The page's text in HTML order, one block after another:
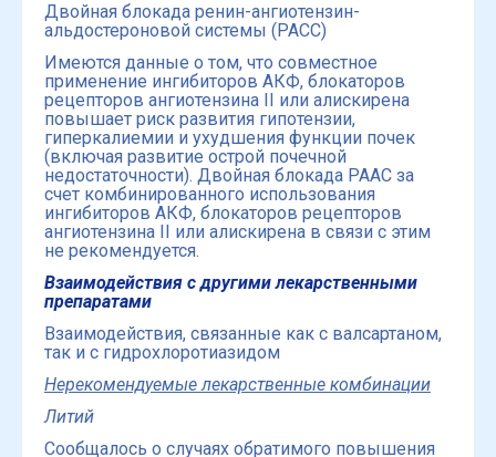
Двойная блокада ренин-ангиотензин-
альдостероновой системы (РАСС)
Имеются данные о том, что совместное
применение ингибиторов АКФ, блокаторов
рецепторов ангиотензина II или алискирена
повышает риск развития гипотензии,
гиперкалиемии и ухудшения функции почек
(включая развитие острой почечной
недостаточности). Двойная блокада РААС за
счет комбинированного использования
ингибиторов АКФ, блокаторов рецепторов
ангиотензина II или алискирена в связи с этим
не рекомендуется.
Взаимодействия с другими лекарственными
препаратами
Взаимодействия, связанные как с валсартаном,
так и с гидрохлоротиазидом
Нерекомендуемые лекарственные комбинации
Литий
Сообщалось о случаях обратимого повышения